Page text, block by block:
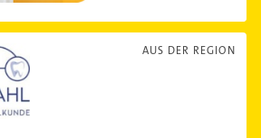
AUS DER REGION